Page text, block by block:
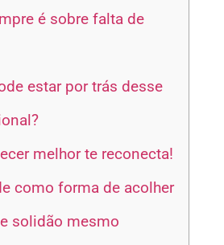
é sobre falta de
estar por trás desse
melhor te reconecta!
como forma de acolher
solidão mesmo